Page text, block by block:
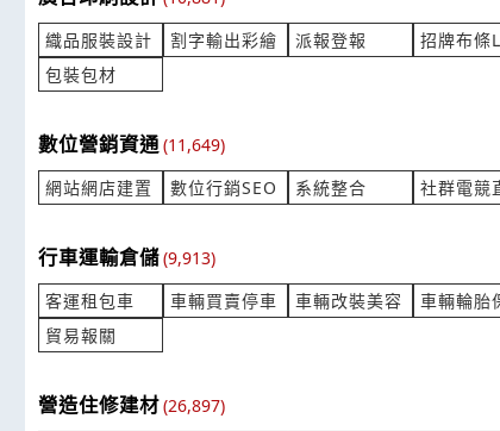
請問貴公司有T-PIECE
產業:醫療設備器材製造代理
來自:豐OO器OO公O 詢價
***y@fengju.com.tw
分厘卡
產業:眼
3,5米。4.5米各多少錢
時間:08/05 13:44
***schenling73@gmail.com
詢價插
鋁製陽極印刷銘版詢價
來自:蔡OO 詢價
時間:08/05 13:10
織品服裝設計
割字輸出彩繪 派報登報 招牌布條
包裝包材
數位營銷資通 (11,649)
網站網店建置
數位行銷SEO 系統整合 社群電競
行車運輸倉儲(9,913)
客運租包車
車輛買賣停車 車輛改裝美容 車輛輪胎
貿易報關
營造住修建材(26,897)